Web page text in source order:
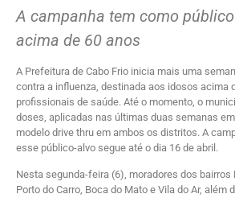
A campanha tem como
acima de 60 anos
A Prefeitura de Cabo Frio inicia mais uma
contra a influenza, destinada aos idosos acima
profissionais de saúde. Até o momento, o
doses, aplicadas nas últimas duas semanas
modelo drive thru em ambos os distritos. A
esse público-alvo segue até o dia 16 de abril.
Nesta segunda-feira (6), moradores dos bairros
Porto do Carro, Boca do Mato e Vila do Ar, além